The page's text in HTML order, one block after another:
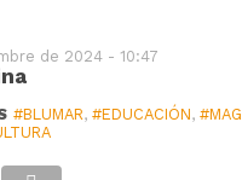
de 2024 - 10:47
#BLUMAR,#EDUCACIÓN,